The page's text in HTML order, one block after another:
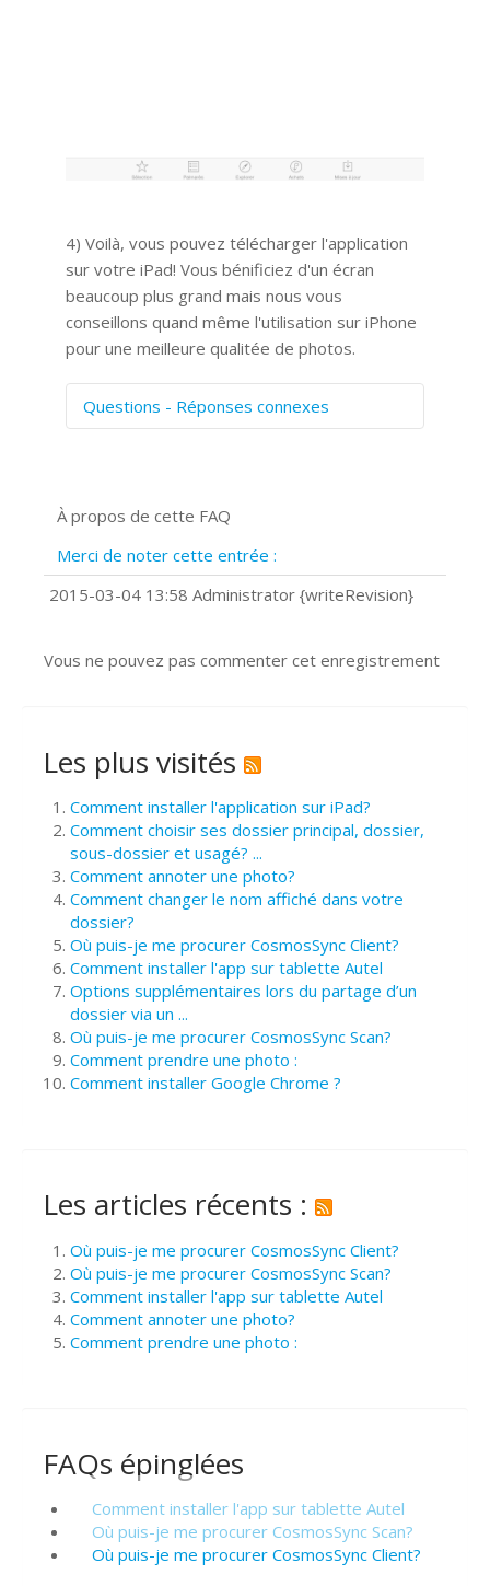
4) Voilà, vous pouvez télécharger l'application
sur votre iPad! Vous bénificiez d'un écran
beaucoup plus grand mais nous vous
conseillons quand même l'utilisation sur iPhone
pour une meilleure qualitée de photos.
Questions - Réponses connexes
Prise de vue 360°
?
Comment installer Google Chrome ?
À propos de cette FAQ
Merci de noter cette entrée :
2015-03-04 13:58 Administrator {writeRevision}
Vous ne pouvez pas commenter cet enregistrement
Les plus visités
Comment installer l'application sur iPad?
Comment choisir ses dossier principal, dossier,
sous-dossier et usagé? ...
Comment annoter une photo?
Comment changer le nom affiché dans votre
dossier?
Où puis-je me procurer CosmosSync Client?
Comment installer l'app sur tablette Autel
Options supplémentaires lors du partage d’un
dossier via un ...
Où puis-je me procurer CosmosSync Scan?
Comment prendre une photo :
Comment installer Google Chrome ?
Les articles récents :
Où puis-je me procurer CosmosSync Client?
Où puis-je me procurer CosmosSync Scan?
Comment installer l'app sur tablette Autel
Comment annoter une photo?
Comment prendre une photo :
FAQs épinglées
Comment installer l'app sur tablette Autel
Où puis-je me procurer CosmosSync Scan?
Où puis-je me procurer CosmosSync Client?